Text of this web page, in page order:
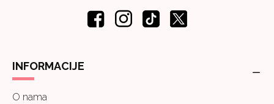
INFORMACIJE
O nama